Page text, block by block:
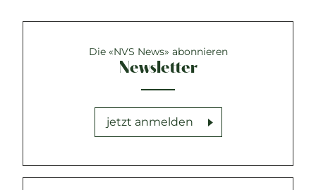
Die «NVS News» abonnieren
Newsletter
jetzt anmelden